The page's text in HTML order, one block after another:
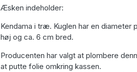
Æsken indeholder:
Kendama i træ. Kuglen har en diameter
høj og ca. 6 cm bred.
Producenten har valgt at plombere
at putte folie omkring kassen.